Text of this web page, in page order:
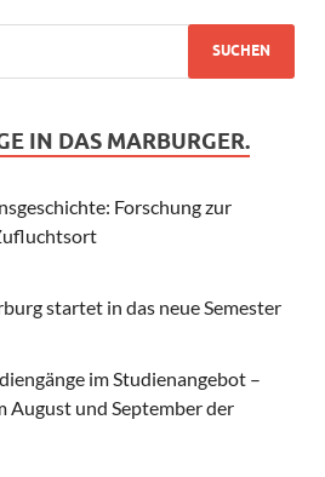
IN DAS MARBURGER.
Forschung zur
startet in das neue Semester
im Studienangebot –
August und September der